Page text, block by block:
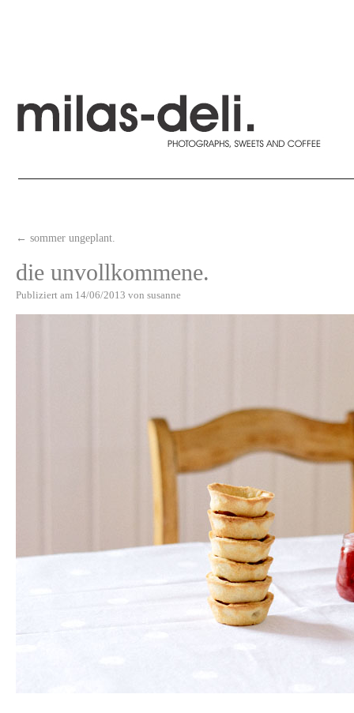
← sommer ungeplant.
die unvollkommene.
Publiziert am 14/06/2013 von susanne